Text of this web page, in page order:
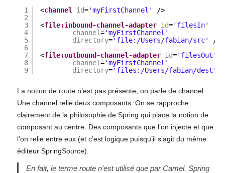
1
2
3
4
5
6
7
8
9
<channel id='myFirstChannel'
/>
<file:inbound-channel-adapter id='filesIn'
channel='myFirstChannel'
directory='file:/Users/fabian/src'
/>
<file:outbound-channel-adapter id='filesOut'
channel='myFirstChannel'
directory='files:/Users/fabian/dest'
La notion de route n’est pas présente, on parle de channel.
Une channel relie deux composants. On se rapproche
clairement de la philosophie de Spring qui place la notion de
composant au centre. Des composants que l’on injecte et que
l’on relie entre eux (et c’est logique puisqu’il s’agit du même
éditeur SpringSource).
En fait, le terme route n’est utilisé que par Camel. Spring